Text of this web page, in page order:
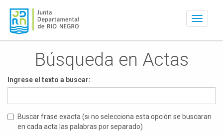
Activar
Búsqueda en Actas
Ingrese el texto a buscar:
Buscar frase exacta (si no selecciona esta opción se buscaran
en cada acta las palabras por separado)